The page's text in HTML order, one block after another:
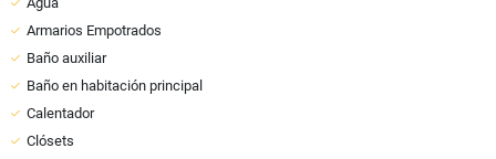
Armarios Empotrados
Baño auxiliar
Baño en habitación principal
Calentador
Clósets